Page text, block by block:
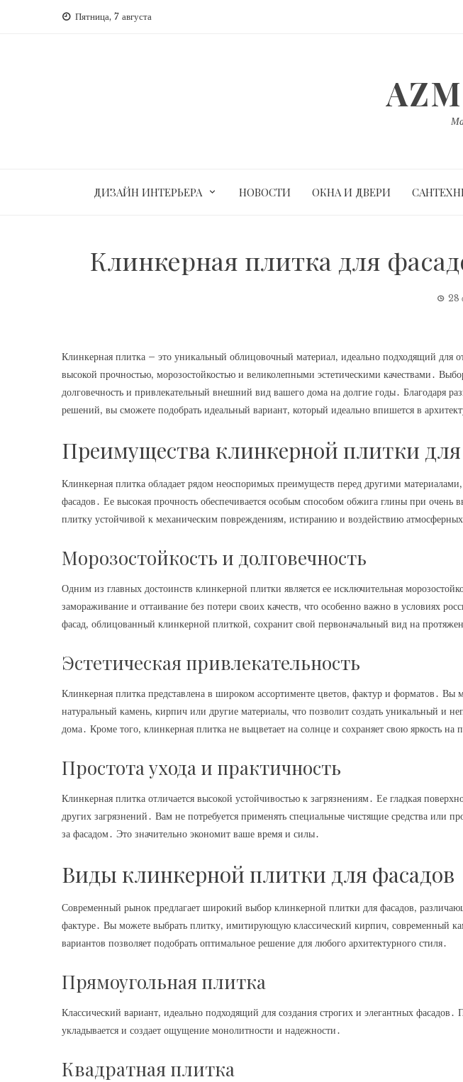
Пятница, 7 августа
ДИЗАЙН ИНТЕРЬЕРА НОВОСТИ ОКНА И ДВЕРИ
Клинкерная плитка для
28
Клинкерная плитка – это уникальный облицовочный материал‚ идеально подходящий для
высокой прочностью‚ морозостойкостью и великолепными эстетическими качествами․
долговечность и привлекательный внешний вид вашего дома на долгие годы․ Благодаря
решений‚ вы сможете подобрать идеальный вариант‚ который идеально впишется в
Преимущества клинкерной плитки
Клинкерная плитка обладает рядом неоспоримых преимуществ перед другими
фасадов․ Ее высокая прочность обеспечивается особым способом обжига глины при очень
плитку устойчивой к механическим повреждениям‚ истиранию и воздействию
Морозостойкость и долговечность
Одним из главных достоинств клинкерной плитки является ее исключительная
замораживание и оттаивание без потери своих качеств‚ что особенно важно в условиях
фасад‚ облицованный клинкерной плиткой‚ сохранит свой первоначальный вид на
Эстетическая привлекательность
Клинкерная плитка представлена в широком ассортименте цветов‚ фактур и форматов․
натуральный камень‚ кирпич или другие материалы‚ что позволит создать уникальный и
дома․ Кроме того‚ клинкерная плитка не выцветает на солнце и сохраняет свою яркость на
Простота ухода и практичность
Клинкерная плитка отличается высокой устойчивостью к загрязнениям․ Ее гладкая
других загрязнений․ Вам не потребуется применять специальные чистящие средства или
за фасадом․ Это значительно экономит ваше время и силы․
Виды клинкерной плитки для фасадов
Современный рынок предлагает широкий выбор клинкерной плитки для фасадов‚
фактуре․ Вы можете выбрать плитку‚ имитирующую классический кирпич‚ современный
вариантов позволяет подобрать оптимальное решение для любого архитектурного стиля․
Прямоугольная плитка
Классический вариант‚ идеально подходящий для создания строгих и элегантных фасадов․
укладывается и создает ощущение монолитности и надежности․
Квадратная плитка